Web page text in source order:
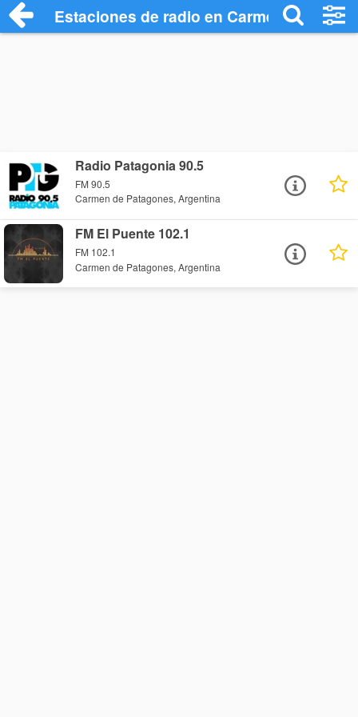
Estaciones de radio en Carmen de
Radio Patagonia 90.5
FM 90.5
Carmen de Patagones, Argentina
FM El Puente 102.1
FM 102.1
Carmen de Patagones, Argentina